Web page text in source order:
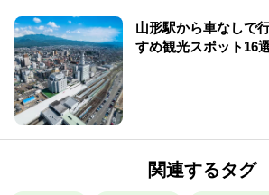
山形駅から車なしで
すめ観光スポット16
関連するタグ